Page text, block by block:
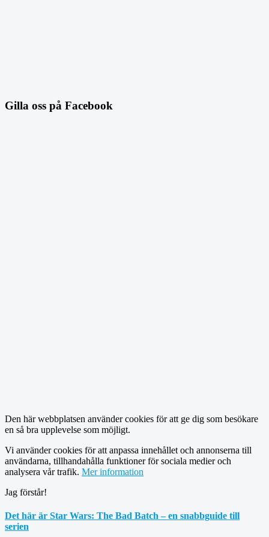
Gilla oss på Facebook
Den här webbplatsen använder cookies för att ge dig som besökare
en så bra upplevelse som möjligt.
Vi använder cookies för att anpassa innehållet och annonserna till
användarna, tillhandahålla funktioner för sociala medier och
analysera vår trafik. Mer information
Jag förstår!
Det här är Star Wars: The Bad Batch – en snabbguide till
serien